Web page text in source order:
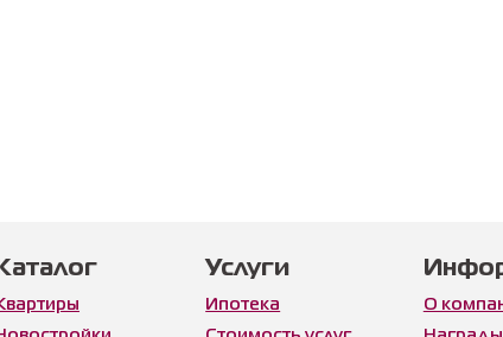
Каталог Услуги
Ипотека О